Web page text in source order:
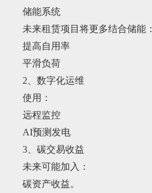
储能系统
未来租赁项目将更多结合储能：
提高自用率
平滑负荷
2、数字化运维
使用：
远程监控
AI预测发电
3、碳交易收益
未来可能加入：
碳资产收益。